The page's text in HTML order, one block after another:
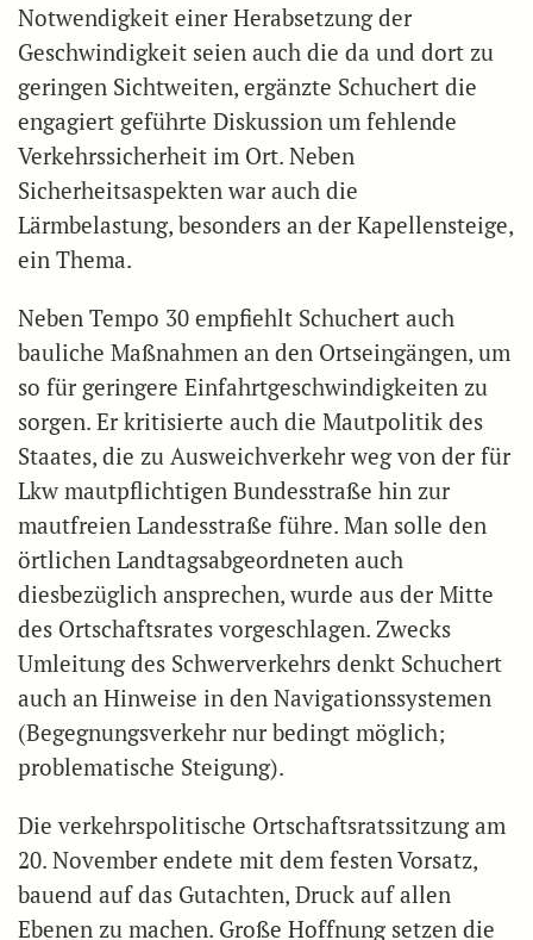
Notwendigkeit einer Herabsetzung der
Geschwindigkeit seien auch die da und dort zu
geringen Sichtweiten, ergänzte Schuchert die
engagiert geführte Diskussion um fehlende
Verkehrssicherheit im Ort. Neben
Sicherheitsaspekten war auch die
Lärmbelastung, besonders an der Kapellensteige,
ein Thema.
Neben Tempo 30 empfiehlt Schuchert auch
bauliche Maßnahmen an den Ortseingängen, um
so für geringere Einfahrtgeschwindigkeiten zu
sorgen. Er kritisierte auch die Mautpolitik des
Staates, die zu Ausweichverkehr weg von der für
Lkw mautpflichtigen Bundesstraße hin zur
mautfreien Landesstraße führe. Man solle den
örtlichen Landtagsabgeordneten auch
diesbezüglich ansprechen, wurde aus der Mitte
des Ortschaftsrates vorgeschlagen. Zwecks
Umleitung des Schwerverkehrs denkt Schuchert
auch an Hinweise in den Navigationssystemen
(Begegnungsverkehr nur bedingt möglich;
problematische Steigung).
Die verkehrspolitische Ortschaftsratssitzung am
20. November endete mit dem festen Vorsatz,
bauend auf das Gutachten, Druck auf allen
Ebenen zu machen. Große Hoffnung setzen die